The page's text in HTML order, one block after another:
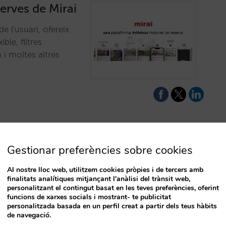
de Mirai
l'usuari, ofereix
filtres
i moltes altres
de gestió
de
evitant
Gestionar preferències sobre cookies
Al nostre lloc web, utilitzem cookies pròpies i de tercers amb
finalitats analítiques mitjançant l'anàlisi del trànsit web,
personalitzant el contingut basat en les teves preferències, oferint
funcions de xarxes socials i mostrant- te publicitat
personalitzada basada en un perfil creat a partir dels teus hàbits
de navegació.